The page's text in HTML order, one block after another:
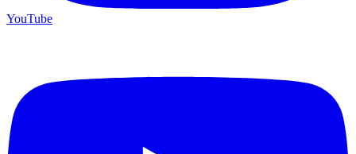
YouTube